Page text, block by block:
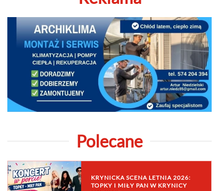
Polecane
KRYNICKA SCENA LETNIA 2026:
TOPKY I MIŁY PAN W KRYNICY